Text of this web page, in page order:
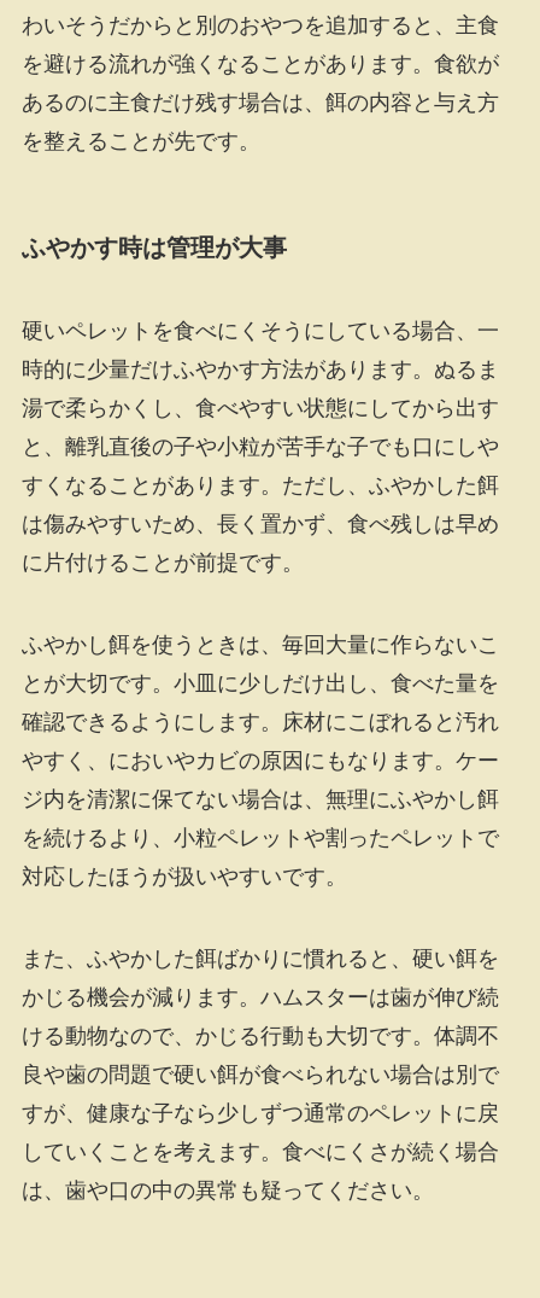
わいそうだからと別のおやつを追加すると、主食
を避ける流れが強くなることがあります。食欲が
あるのに主食だけ残す場合は、餌の内容と与え方
を整えることが先です。
ふやかす時は管理が大事
硬いペレットを食べにくそうにしている場合、一
時的に少量だけふやかす方法があります。ぬるま
湯で柔らかくし、食べやすい状態にしてから出す
と、離乳直後の子や小粒が苦手な子でも口にしや
すくなることがあります。ただし、ふやかした餌
は傷みやすいため、長く置かず、食べ残しは早め
に片付けることが前提です。
ふやかし餌を使うときは、毎回大量に作らないこ
とが大切です。小皿に少しだけ出し、食べた量を
確認できるようにします。床材にこぼれると汚れ
やすく、においやカビの原因にもなります。ケー
ジ内を清潔に保てない場合は、無理にふやかし餌
を続けるより、小粒ペレットや割ったペレットで
対応したほうが扱いやすいです。
また、ふやかした餌ばかりに慣れると、硬い餌を
かじる機会が減ります。ハムスターは歯が伸び続
ける動物なので、かじる行動も大切です。体調不
良や歯の問題で硬い餌が食べられない場合は別で
すが、健康な子なら少しずつ通常のペレットに戻
していくことを考えます。食べにくさが続く場合
は、歯や口の中の異常も疑ってください。